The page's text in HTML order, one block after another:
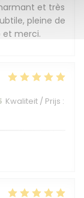
et très
pleine de
et merci.
Kwaliteit / Prijs :